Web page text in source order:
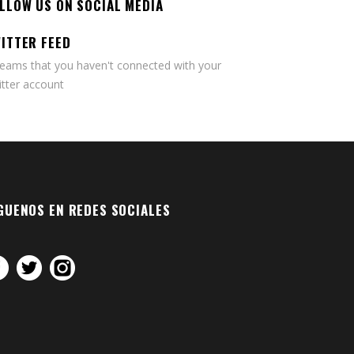
US ON SOCIAL MEDIA
FEED
that you haven't connected with your
account
EN REDES SOCIALES